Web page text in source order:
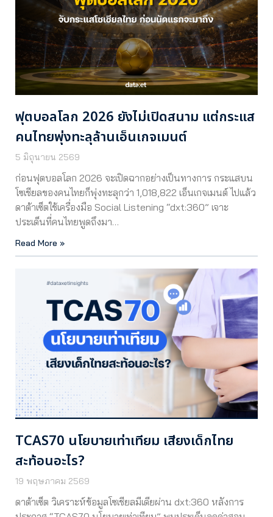
ฟุตบอลโลก 2026 ยังไม่เปิดสนาม แต่กระแส
คนไทยพุ่งทะลุล้านเอ็นเกจเมนต์
5 มิถุนายน 2569
ก่อนฟุตบอลโลก 2026 จะเปิดฉากอย่างเป็นทางการ กระแสบน
โซเชียลของคนไทยก็พุ่งทะลุกว่า 1,018,822 เอ็นเกจเมนต์ ไปแล้ว
ดาต้าเซ็ตใช้เครื่องมือ Social Listening “dxt:360” เจาะ
ประเด็นที่คนไทยพูดถึงมา…
Read More »
TCAS70 นโยบายเท่าเทียม เสียงเด็กไทย
สะท้อนอะไร?
19 พฤษภาคม 2569
ดาต้าเซ็ต วิเคราะห์ข้อมูลโซเชียลมีเดียผ่าน dxt:360 หลังการ